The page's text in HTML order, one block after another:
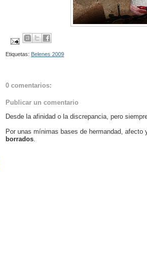
Etiquetas: Belenes 2009
0 comentarios:
Publicar un comentario
Desde la afinidad o la discrepancia, pero
Por unas mínimas bases de hermandad, afecto
borrados.